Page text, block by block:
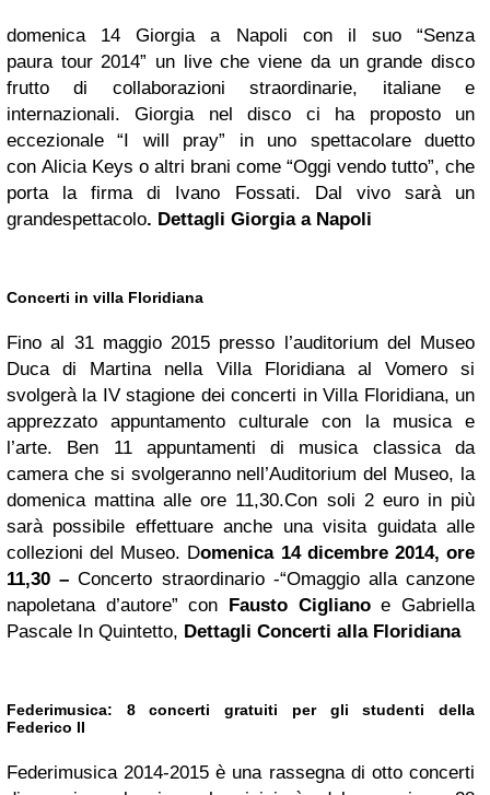
domenica 14 Giorgia a Napoli con il suo “Senza
paura tour 2014” un live che viene da un grande disco
frutto di collaborazioni straordinarie, italiane e
internazionali. Giorgia nel disco ci ha proposto un
eccezionale “I will pray” in uno spettacolare duetto
con Alicia Keys o altri brani come “Oggi vendo tutto”, che
porta la firma di Ivano Fossati. Dal vivo sarà un
grandespettacolo. Dettagli Giorgia a Napoli
Concerti in villa Floridiana
Fino al 31 maggio 2015 presso l’auditorium del Museo
Duca di Martina nella Villa Floridiana al Vomero si
svolgerà la IV stagione dei concerti in Villa Floridiana, un
apprezzato appuntamento culturale con la musica e
l’arte. Ben 11 appuntamenti di musica classica da
camera che si svolgeranno nell’Auditorium del Museo, la
domenica mattina alle ore 11,30.Con soli 2 euro in più
sarà possibile effettuare anche una visita guidata alle
collezioni del Museo. Domenica 14 dicembre 2014, ore
11,30 –Concerto straordinario -“Omaggio alla canzone
napoletana d’autore” con Fausto Ciglianoe Gabriella
Pascale In Quintetto, Dettagli Concerti alla Floridiana
Federimusica: 8 concerti gratuiti per gli studenti della
Federico II
Federimusica 2014-2015 è una rassegna di otto concerti